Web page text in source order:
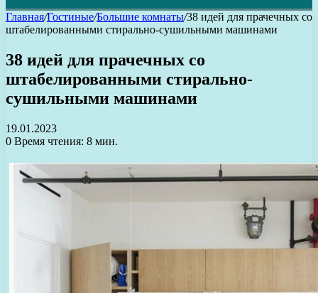
Главная/Гостиные/Большие комнаты/38 идей для прачечных со
штабелированными стирально-сушильными машинами
38 идей для прачечных со
штабелированными стирально-
сушильными машинами
19.01.2023
0 Время чтения: 8 мин.